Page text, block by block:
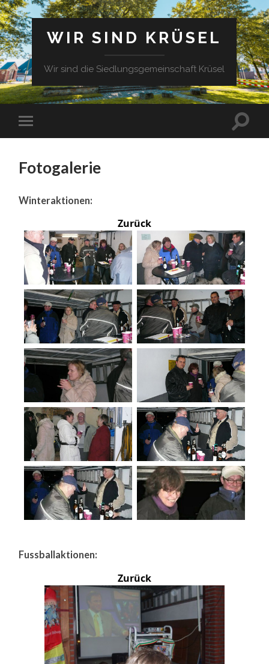
WIR SIND KRÜSEL
Wir sind die Siedlungsgemeinschaft Krüsel
Fotogalerie
Winteraktionen:
Zurück
Fussballaktionen:
Zurück